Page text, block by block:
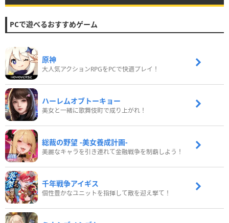
PCで遊べるおすすめゲーム
原神
大人気アクションRPGをPCで快適プレイ！
ハーレムオブトーキョー
美女と一緒に歌舞伎町で成り上がれ！
総裁の野望 -美女養成計画-
美麗なキャラを引き連れて金融戦争を制覇しよう！
千年戦争アイギス
個性豊かなユニットを指揮して敵を迎え撃て！